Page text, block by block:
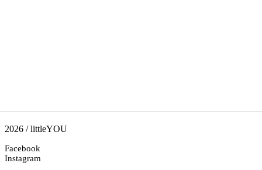
2026 / littleYOU
Facebook
Instagram